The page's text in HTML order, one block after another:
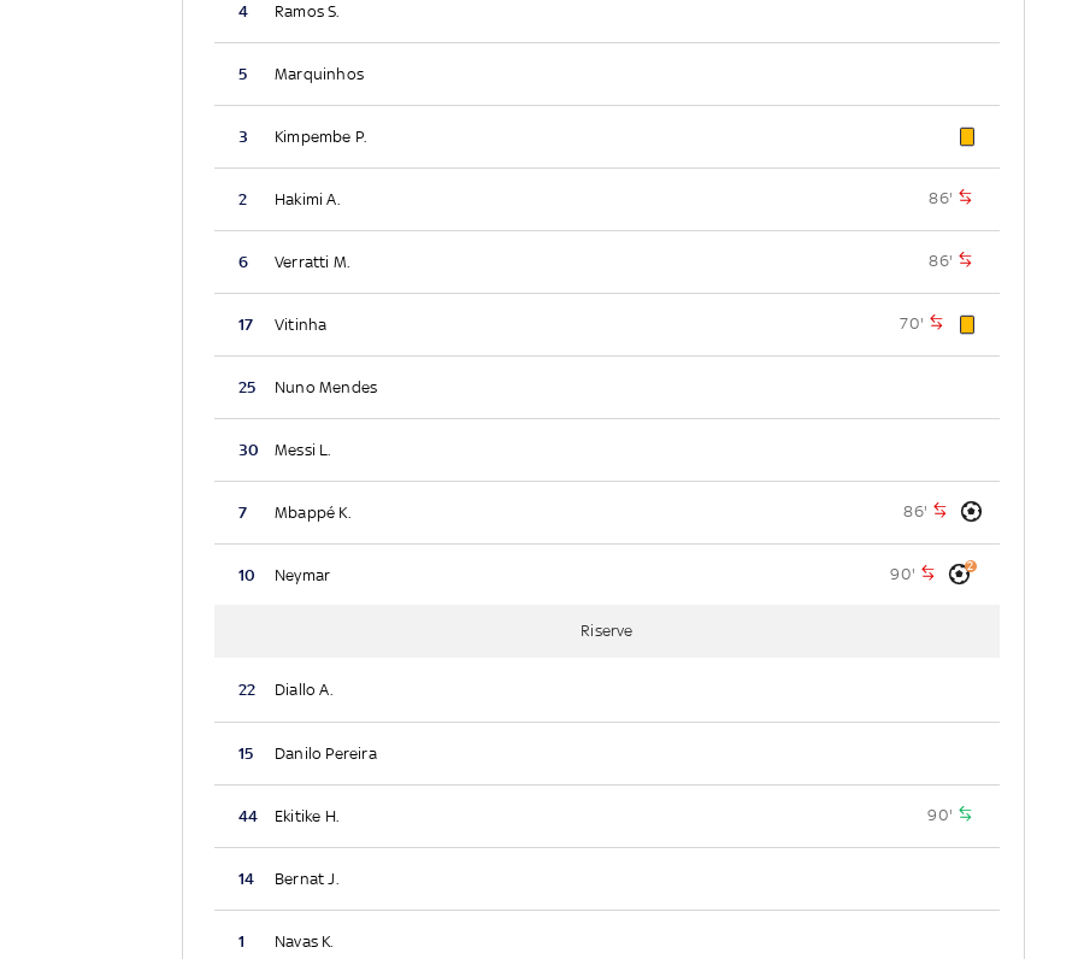
4 Ramos S.
5 Marquinhos
3 Kimpembe P.
2 Hakimi A. 86'
6 Verratti M. 86'
17 Vitinha 70'
25 Nuno Mendes
30 Messi L.
7 Mbappé K. 86'
10 Neymar 90' 2
Riserve
22 Diallo A.
15 Danilo Pereira
44 Ekitike H. 90'
14 Bernat J.
1 Navas K.